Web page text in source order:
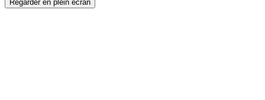
Regarder en plein écran